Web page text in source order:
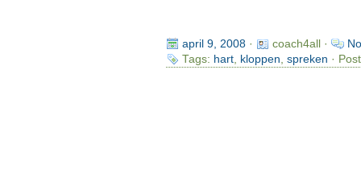
april 9, 2008· coach4all ·
Tags: hart, kloppen spreken ·